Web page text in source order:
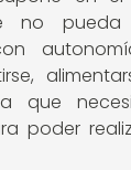
no pueda
que
poder